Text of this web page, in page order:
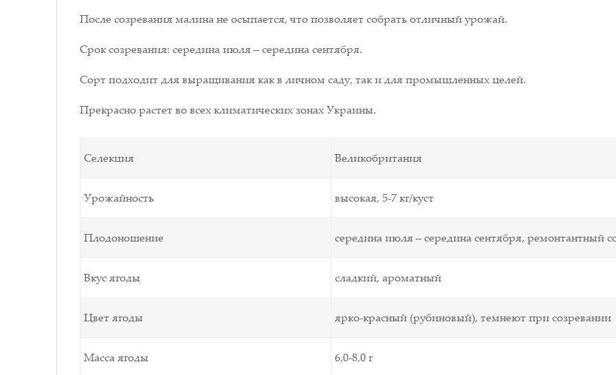
После созревания малина не осыпается, что позволяет собрать отличный урожай.
Срок созревания: середина июля – середина сентября.
Сорт подходит для выращивания как в личном саду, так и для промышленных целей.
Прекрасно растет во всех климатических зонах Украины.
Селекция Великобритания
Урожайность высокая, 5-7 кг/куст
Плодоношение середина июля – середина сентября, ремонтантный
Вкус ягоды сладкий, ароматный
Цвет ягоды ярко-красный (рубиновый), темнеют при созревании
Масса ягоды 6,0-8,0 г